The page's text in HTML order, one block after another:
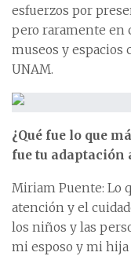
esfuerzos por
pero raramente en
museos y espacios
UNAM.
¿Qué fue lo que
fue tu adaptación
Miriam Puente: Lo
atención y el
los niños y las
mi esposo y mi